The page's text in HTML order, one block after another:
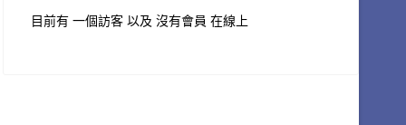
目前有 一個訪客 以及 沒有會員 在線上